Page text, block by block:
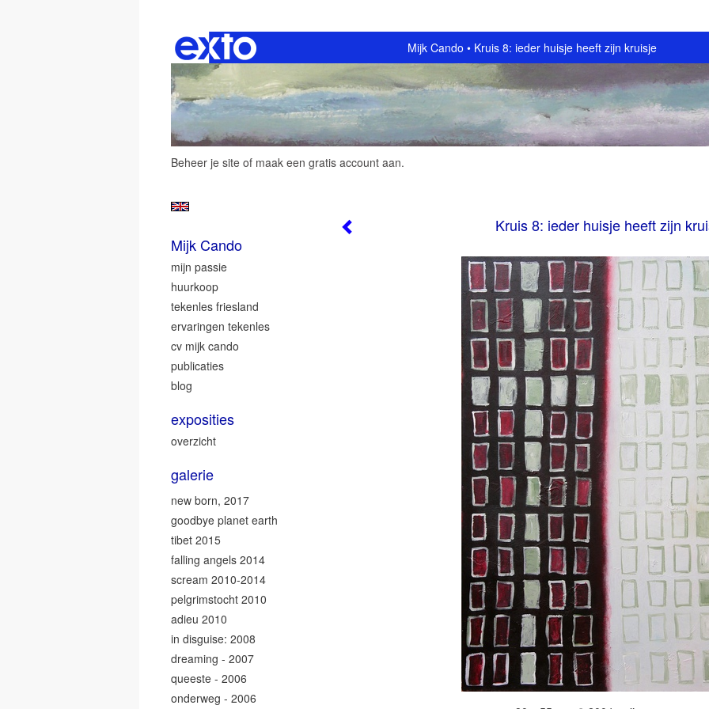
Mijk Cando Kruis 8: ieder huisje heeft zijn kruisje
Beheer je site of maak een gratis account aan.
Kruis 8: ieder huisje heeft zijn
Mijk Cando
mijn passie
huurkoop
tekenles friesland
ervaringen tekenles
cv mijk cando
publicaties
blog
exposities
overzicht
galerie
new born, 2017
goodbye planet earth
tibet 2015
falling angels 2014
scream 2010-2014
pelgrimstocht 2010
adieu 2010
in disguise: 2008
dreaming - 2007
queeste - 2006
onderweg - 2006